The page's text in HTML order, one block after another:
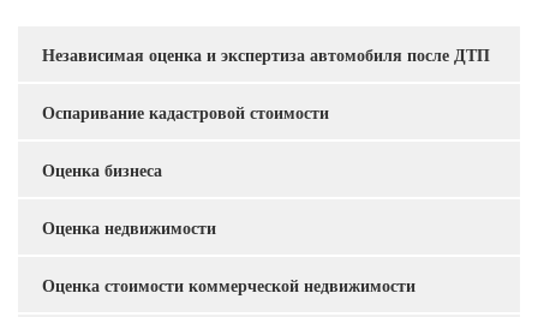
Услуги
Независимая оценка и экспертиза автомобиля после ДТП
Оспаривание кадастровой стоимости
Оценка бизнеса
Оценка недвижимости
Оценка стоимости коммерческой недвижимости